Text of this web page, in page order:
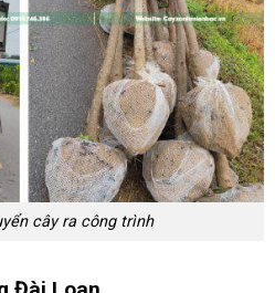
cây ra công trình